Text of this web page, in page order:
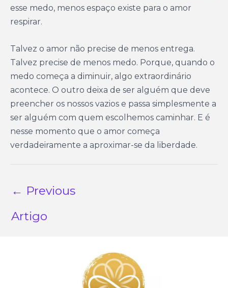
esse medo, menos espaço existe para o amor
respirar.
Talvez o amor não precise de menos entrega.
Talvez precise de menos medo. Porque, quando o
medo começa a diminuir, algo extraordinário
acontece. O outro deixa de ser alguém que deve
preencher os nossos vazios e passa simplesmente a
ser alguém com quem escolhemos caminhar. E é
nesse momento que o amor começa
verdadeiramente a aproximar-se da liberdade.
← Previous
Artigo